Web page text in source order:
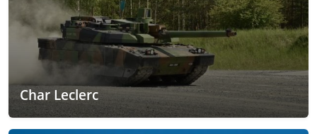
Char Leclerc